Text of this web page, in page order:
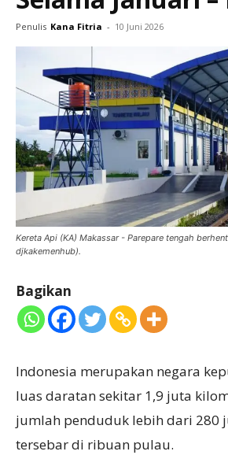
Penulis Kana Fitria - 10 Juni 2026
Kereta Api (KA) Makassar - Parepare tengah
djkakemenhub).
Bagikan
Indonesia merupakan negara
luas daratan sekitar 1,9 juta
jumlah penduduk lebih dari 280
tersebar di ribuan pulau.